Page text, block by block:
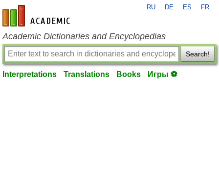
en-academic.com
RU DE ES FR
Academic Dictionaries and Encyclopedias
Search!
Interpretations Translations Books Игры ⚽